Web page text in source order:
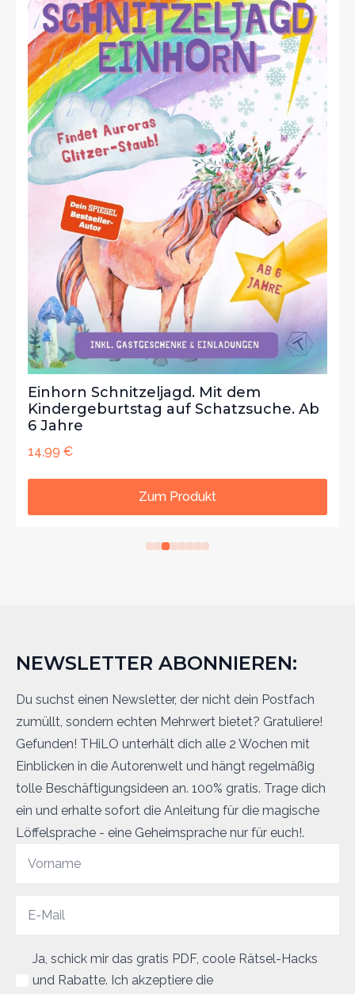
Einhorn Schnitzeljagd. Mit dem
Kindergeburtstag auf Schatzsuche. Ab
6 Jahre
14,99 €
Zum Produkt
NEWSLETTER ABONNIEREN:
Du suchst einen Newsletter, der nicht dein Postfach
zumüllt, sondern echten Mehrwert bietet? Gratuliere!
Gefunden! THiLO unterhält dich alle 2 Wochen mit
Einblicken in die Autorenwelt und hängt regelmäßig
tolle Beschäftigungsideen an. 100% gratis. Trage dich
ein und erhalte sofort die Anleitung für die magische
Löffelsprache - eine Geheimsprache nur für euch!.
Ja, schick mir das gratis PDF, coole Rätsel-Hacks
und Rabatte. Ich akzeptiere die